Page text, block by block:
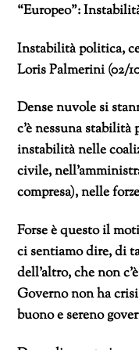
“Europeo”:
Instabilità politica,
Loris Palmerini (02/
Dense nuvole si
c’è nessuna
instabilità nelle
civile,
compresa), nelle
Forse è questo il
ci sentiamo dire, di
dell’altro, che non
Governo non ha
buono e sereno